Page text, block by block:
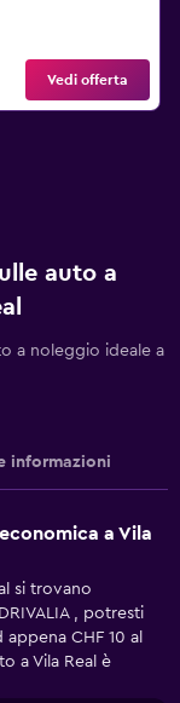
Vedi offerta
auto a
a noleggio ideale a
informazioni
a Vila
si trovano
, potresti
CHF 10 al
a Vila Real è